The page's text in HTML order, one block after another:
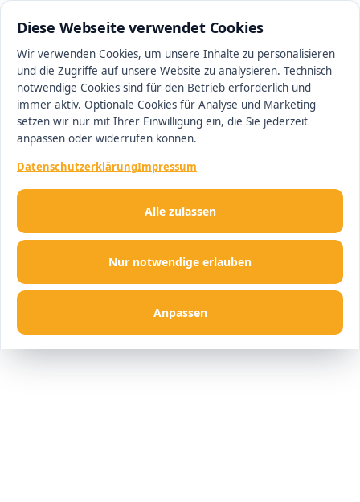
Diese Webseite verwendet Cookies
Wir verwenden Cookies, um unsere Inhalte zu personalisieren
und die Zugriffe auf unsere Website zu analysieren. Technisch
notwendige Cookies sind für den Betrieb erforderlich und
immer aktiv. Optionale Cookies für Analyse und Marketing
setzen wir nur mit Ihrer Einwilligung ein, die Sie jederzeit
anpassen oder widerrufen können.
DatenschutzerklärungImpressum
Nur notwendige erlauben
Anpassen
Alle zulassen